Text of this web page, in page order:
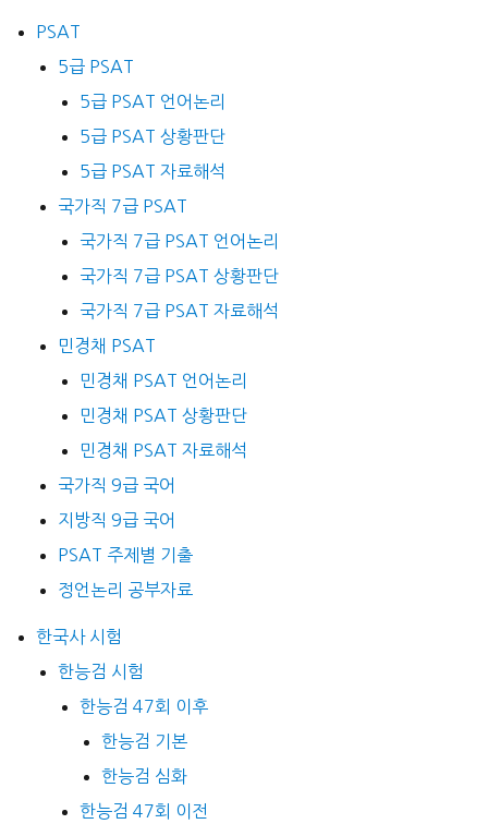
PSAT
5급 PSAT
5급 PSAT 언어논리
5급 PSAT 상황판단
5급 PSAT 자료해석
국가직 7급 PSAT
국가직 7급 PSAT 언어논리
국가직 7급 PSAT 상황판단
국가직 7급 PSAT 자료해석
민경채 PSAT
민경채 PSAT 언어논리
민경채 PSAT 상황판단
민경채 PSAT 자료해석
국가직 9급 국어
지방직 9급 국어
PSAT 주제별 기출
정언논리 공부자료
한국사 시험
한능검 시험
한능검 47회 이후
한능검 기본
한능검 심화
한능검 47회 이전